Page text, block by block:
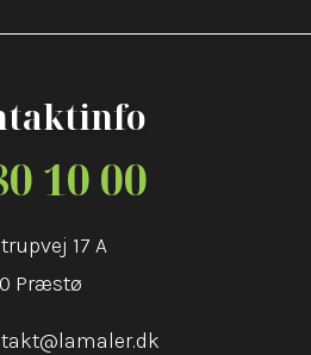
10 00
17 A
Præstø